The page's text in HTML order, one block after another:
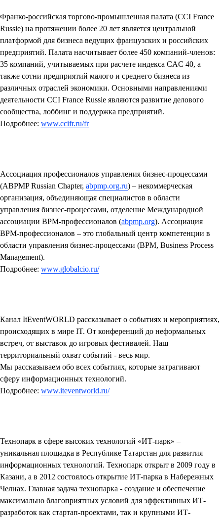
Франко-российская торгово-промышленная палата (CCI France
Russie) на протяжении более 20 лет является центральной
платформой для бизнеса ведущих французских и российских
предприятий. Палата насчитывает более 450 компаний-членов:
35 компаний, учитываемых при расчете индекса CAC 40, а
также сотни предприятий малого и среднего бизнеса из
различных отраслей экономики. Основными направлениями
деятельности CCI France Russie являются развитие делового
сообщества, лоббинг и поддержка предприятий.
Подробнее: www.ccifr.ru/fr
Ассоциация профессионалов управления бизнес-процессами
(ABPMP Russian Chapter, abpmp.org.ru) – некоммерческая
организация, объединяющая специалистов в области
управления бизнес-процессами, отделение Международной
ассоциации BPM-профессионалов (abpmp.org). Ассоциация
BPM-профессионалов – это глобальный центр компетенции в
области управления бизнес-процессами (BPM, Business Process
Management).
Подробнее: www.globalcio.ru/
Канал ItEventWORLD рассказывает о событиях и мероприятиях,
происходящих в мире IT. От конференций до неформальных
встреч, от выставок до игровых фестивалей. Наш
территориальный охват событий - весь мир.
Мы рассказываем обо всех событиях, которые затрагивают
сферу информационных технологий.
Подробнее: www.iteventworld.ru/
Технопарк в сфере высоких технологий «ИТ-парк» –
уникальная площадка в Республике Татарстан для развития
информационных технологий. Технопарк открыт в 2009 году в
Казани, а в 2012 состоялось открытие ИТ-парка в Набережных
Челнах. Главная задача технопарка - создание и обеспечение
максимально благоприятных условий для эффективных ИТ-
разработок как стартап-проектами, так и крупными ИТ-